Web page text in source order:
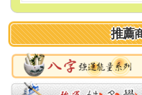
推薦